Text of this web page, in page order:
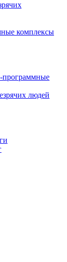
комплексы
программные
людей